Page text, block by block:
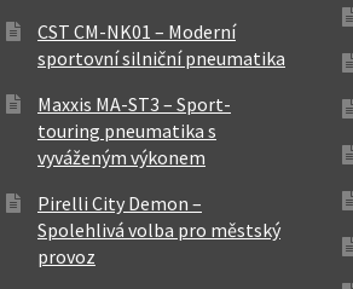
CST CM-NK01 – Moderní
sportovní silniční pneumatika
Maxxis MA-ST3 – Sport-
touring pneumatika s
vyváženým výkonem
Pirelli City Demon –
Spolehlivá volba pro městský
provoz